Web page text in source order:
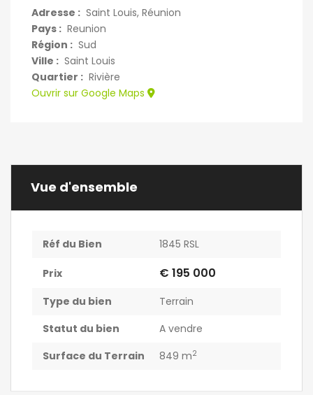
Adresse : Saint Louis, Réunion
Pays : Reunion
Région : Sud
Ville : Saint Louis
Quartier : Rivière
Ouvrir sur Google Maps
Vue d'ensemble
Réf du Bien 1845 RSL
Prix € 195 000
Type du bien
Terrain
Statut du bien
A vendre
Surface du Terrain
849 m2